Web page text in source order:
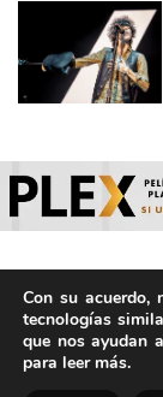
©
IA. |
Con su acuerdo,
tecnologías
que nos ayudan
para leer más.